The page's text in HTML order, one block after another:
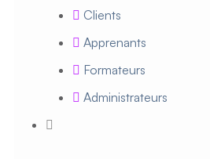
Clients
Apprenants
Formateurs
Administrateurs